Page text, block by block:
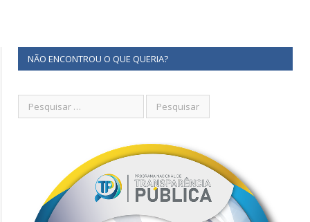
NÃO ENCONTROU O QUE QUERIA?